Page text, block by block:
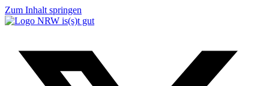
Zum Inhalt springen